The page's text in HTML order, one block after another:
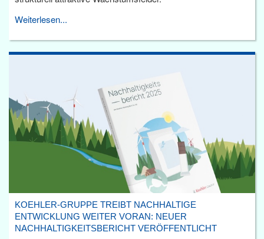
Weiterlesen...
KOEHLER-GRUPPE TREIBT NACHHALTIGE
ENTWICKLUNG WEITER VORAN: NEUER
NACHHALTIGKEITSBERICHT VERÖFFENTLICHT